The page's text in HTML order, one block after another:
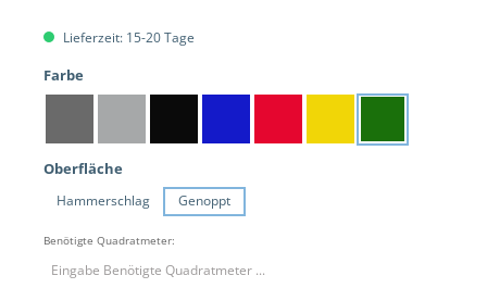
Lieferzeit: 15-20 Tage
Farbe
Oberfläche
Hammerschlag Genoppt
Benötigte Quadratmeter: